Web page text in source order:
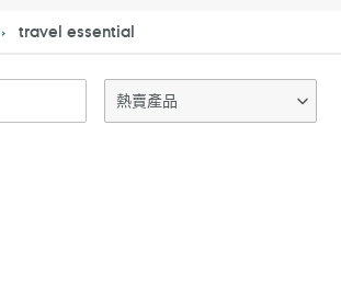
travel essential
熱賣產品